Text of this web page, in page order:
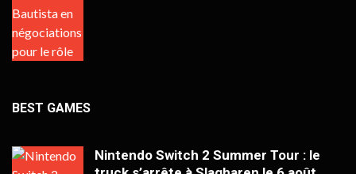
BEST GAMES
Nintendo Switch 2 Summer Tour : le